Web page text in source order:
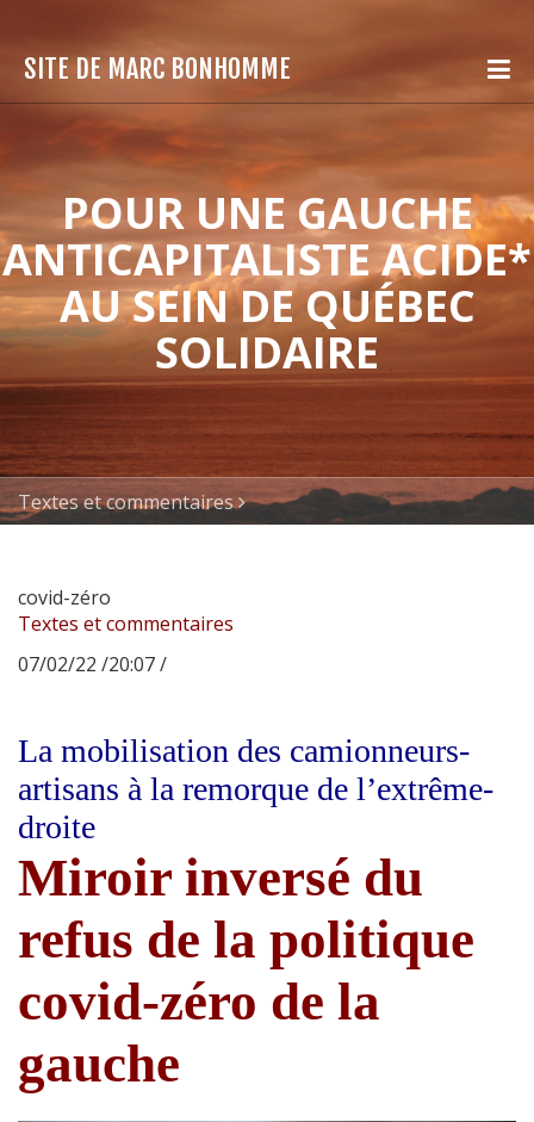
SITE DE MARC BONHOMME
POUR UNE GAUCHE
ANTICAPITALISTE ACIDE*
AU SEIN DE QUÉBEC
SOLIDAIRE
Textes et commentaires
covid-zéro
Textes et commentaires
07/02/22 /20:07 /
La mobilisation des camionneurs-
artisans à la remorque de l’extrême-
droite
Miroir inversé du
refus de la politique
covid-zéro de la
gauche